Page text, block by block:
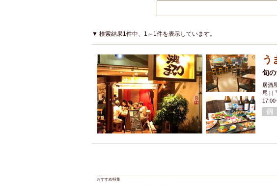
接待・会食
ちょい飲み コスパ最
結婚式二次会
夜10時以降入店可
県産魚 焼鳥
貸切可
大部屋20名 落ち着いた空
カード可
厳選日本酒 鮮魚 大
3000円台コース
ピザ 焼酎 カ
アサヒスーパードライ
県庁前駅周辺
大部屋50名以上～
オリオン 海ぶ
ハッピーアワー
アグー豚
▼ 検索結果1件中、1～1件を表示しています。
う
旬
居酒
尾 | |
おすすめ特集